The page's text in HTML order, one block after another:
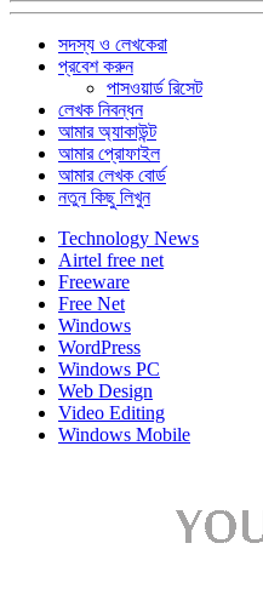
সদস্য ও লেখকেরা
প্রবেশ করুন
পাসওয়ার্ড রিসেট
লেখক নিবন্ধন
আমার অ্যাকাউন্ট
আমার প্রোফাইল
আমার লেখক বোর্ড
নতুন কিছু লিখুন
Technology News
Airtel free net
Freeware
Free Net
Windows
WordPress
Windows PC
Web Design
Video Editing
Windows Mobile